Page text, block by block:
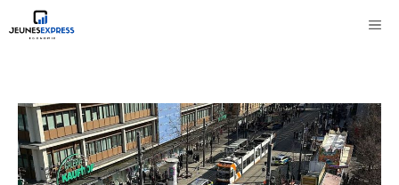
au